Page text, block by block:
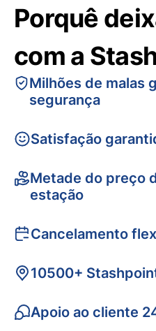
Porquê
com a
Milhões de malas
segurança
Satisfação
Metade do preço
estação
Cancelamento
10500+
Apoio ao cliente